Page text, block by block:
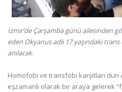
İzmir’de Çarşamba günü ailesinden
eden Okyanus adlı 17 yaşındaki
anılacak.
Homofobi ve transfobi karşıtları dün
eşzamanlı olarak bir araya gelerek